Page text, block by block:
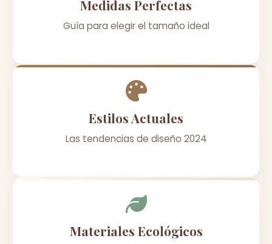
Medidas Perfectas
Guía para elegir el tamaño ideal
Estilos Actuales
Las tendencias de diseño 2024
Materiales Ecológicos